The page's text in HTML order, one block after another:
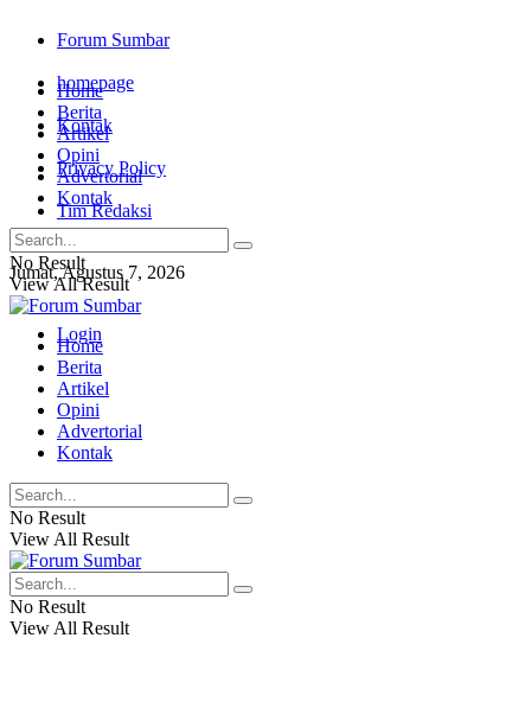
Forum Sumbar
homepage
Kontak
Privacy Policy
Tim Redaksi
Jumat, Agustus 7, 2026
Login
Home
Berita
Artikel
Opini
Advertorial
Kontak
No Result
View All Result
Home
Berita
Artikel
Opini
Advertorial
Kontak
No Result
View All Result
No Result
View All Result